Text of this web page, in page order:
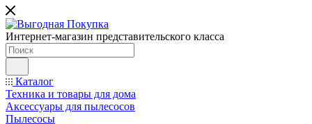
Интернет-магазин представительского класса
Каталог
Техника и товары для дома
Аксессуары для пылесосов
Пылесосы